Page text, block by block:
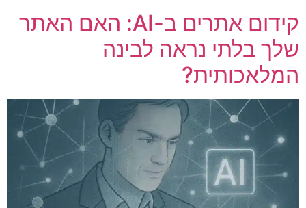
קידום אתרים ב-AI: האם האתר
שלך בלתי נראה לבינה
המלאכותית?